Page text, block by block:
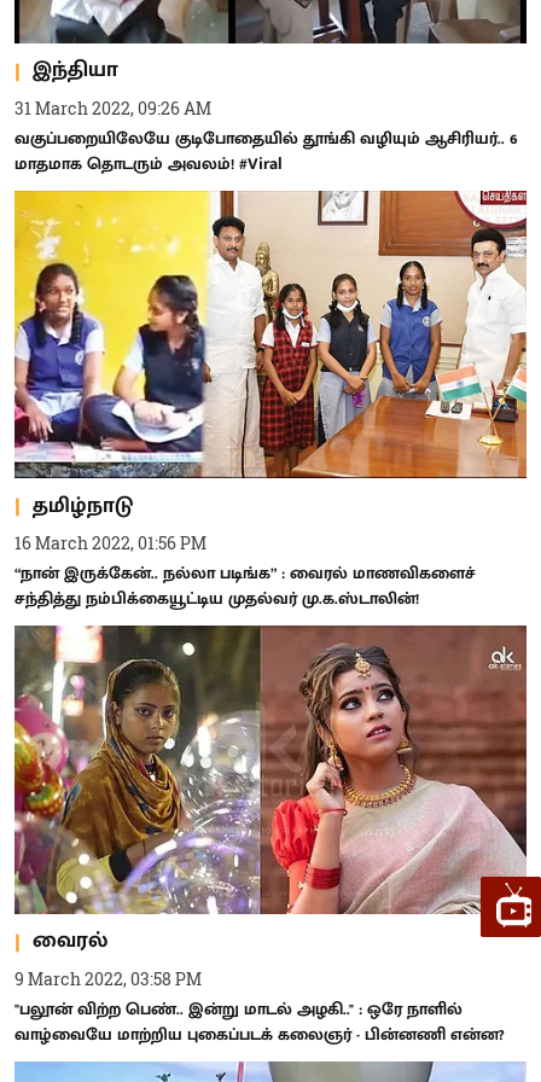
இந்தியா
31 March 2022, 09:26 AM
வகுப்பறையிலேயே குடிபோதையில் தூங்கி வழியும் ஆசிரியர்.. 6
மாதமாக தொடரும் அவலம்! #Viral
தமிழ்நாடு
16 March 2022, 01:56 PM
“நான் இருக்கேன்.. நல்லா படிங்க” : வைரல் மாணவிகளைச்
சந்தித்து நம்பிக்கையூட்டிய முதல்வர் மு.க.ஸ்டாலின்!
வைரல்
9 March 2022, 03:58 PM
"பலூன் விற்ற பெண்.. இன்று மாடல் அழகி.." : ஒரே நாளில்
வாழ்வையே மாற்றிய புகைப்படக் கலைஞர் - பின்னணி என்ன?